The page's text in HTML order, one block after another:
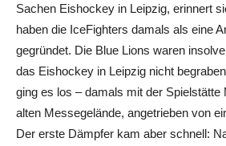
Sachen Eishockey in Leipzig, erinnert
haben die IceFighters damals als eine
gegründet. Die Blue Lions waren
das Eishockey in Leipzig nicht
ging es los – damals mit der Spielstätte
alten Messegelände, angetrieben von
Der erste Dämpfer kam aber schnell: